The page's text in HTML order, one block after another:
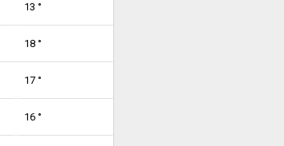
13 °
18 °
17 °
16 °